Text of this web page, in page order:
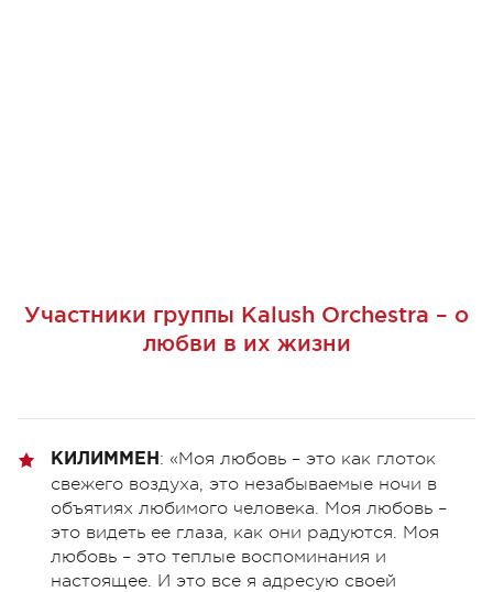
Участники группы Kalush Orchestra – о
любви в их жизни
КИЛИММЕН : «Моя любовь – это как глоток
свежего воздуха, это незабываемые ночи в
объятиях любимого человека. Моя любовь –
это видеть ее глаза, как они радуются. Моя
любовь – это теплые воспоминания и
настоящее. И это все я адресую своей